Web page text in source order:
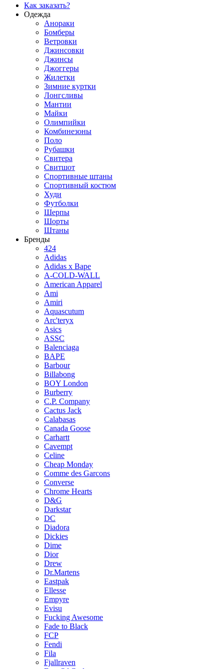
Как заказать?
Одежда
Анораки
Бомберы
Ветровки
Джинсовки
Джинсы
Джоггеры
Жилетки
Зимние куртки
Лонгсливы
Мантии
Майки
Олимпийки
Комбинезоны
Поло
Рубашки
Свитера
Свитшот
Спортивные штаны
Спортивный костюм
Худи
Футболки
Шерпы
Шорты
Штаны
Бренды
424
Adidas
Adidas x Bape
A-COLD-WALL
American Apparel
Ami
Amiri
Aquascutum
Arc'teryx
Asics
ASSC
Balenciaga
BAPE
Barbour
Billabong
BOY London
Burberry
C.P. Company
Cactus Jack
Calabasas
Canada Goose
Carhartt
Cavempt
Celine
Cheap Monday
Comme des Garcons
Converse
Chrome Hearts
D&G
Darkstar
DC
Diadora
Dickies
Dime
Dior
Drew
Dr.Martens
Eastpak
Ellesse
Empyre
Evisu
Fucking Awesome
Fade to Black
FCP
Fendi
Fila
Fjallraven